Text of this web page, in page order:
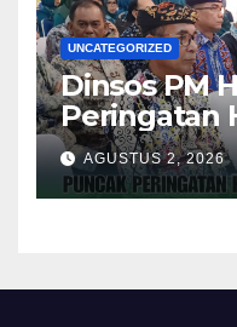
UNCATEGORIZED
Dinsos PM
Peringatan
Gerak PKK
Kota
AGUSTUS 2, 2026